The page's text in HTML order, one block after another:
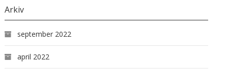
Arkiv
september 2022
april 2022